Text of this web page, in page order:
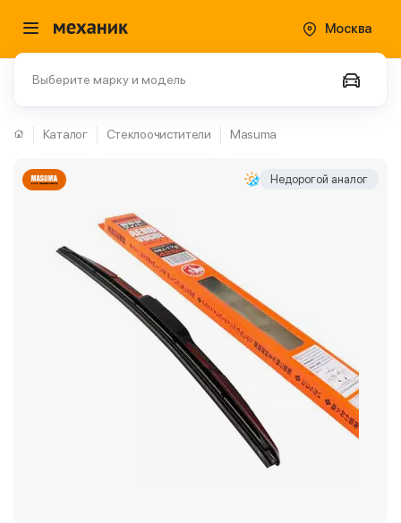
Москва
Выберите марку и модель
Каталог Стеклоочистители Masuma
Недорогой аналог